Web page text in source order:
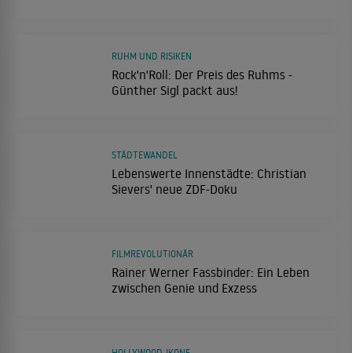
Rock'n'Roll: Der Preis des Ruhms -
Günther Sigl packt aus!
RUHM UND RISIKEN
Lebenswerte Innenstädte: Christian
Sievers' neue ZDF-Doku
STÄDTEWANDEL
Rainer Werner Fassbinder: Ein Leben
zwischen Genie und Exzess
FILMREVOLUTIONÄR